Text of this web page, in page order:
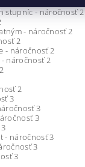
stupníc - náročnosť 2
- náročnosť 2
2
- náročnosť 2
náročnosť 2
2
3
3
3
- náročnosť 3
3
3